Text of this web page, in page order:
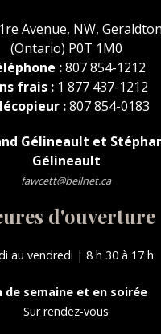
Avenue, NW, Geraldton
(Ontario) P0T 1M0
:807 854-1212
frais : 1 877 437-1212
:807 854-0183
Gélineault et
Gélineault
fawcett@bellnet.ca
d'ouverture
au vendredi | 8 h 30 à 17 h
de semaine et en soirée
Sur rendez-vous